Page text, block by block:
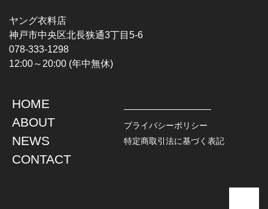
HARDCORE / PUNK
PROGLESSIVE ROCK
POPS
SOUL / R&B
CHAMPION
TOPS
L / S SHIRT
S / S SHIRT
HAWAIIAN SHIRT
JACKET
DENIM
LEATHER
ヤング衣料店
神戸市中央区北長狭通3丁目5-6
078-333-1298
12:00～20:00 (年中無休)
HOME
ABOUT
NEWS
CONTACT
プライバシーポリシー
特定商取引法に基づく表記